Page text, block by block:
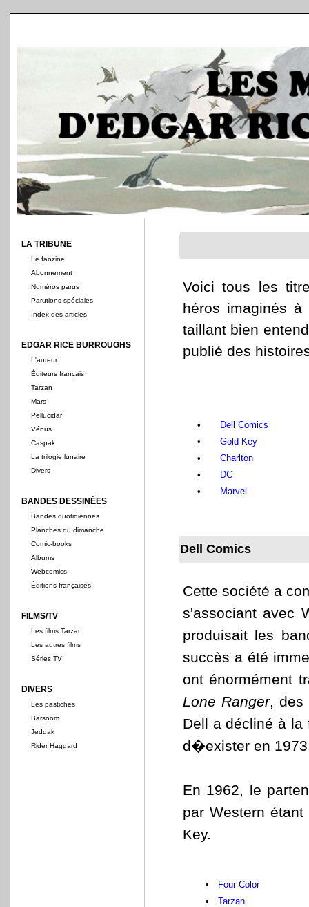
LA TRIBUNE
Le fanzine
Abonnement
Numéros parus
Parutions spéciales
Index des articles
EDGAR RICE BURROUGHS
L'auteur
Éditeurs français
Tarzan
Mars
Pellucidar
Vénus
Caspak
La trilogie lunaire
Divers
BANDES DESSINÉES
Bandes quotidiennes
Planches du dimanche
Comic-books
Albums
Webcomics
Éditions françaises
FILMS/TV
Les films Tarzan
Les autres films
Séries TV
DIVERS
Les pastiches
Barsoom
Jeddak
Rider Haggard
Voici tous les
héros imaginés à
taillant bien
publié des
•
Dell Comics
•
Gold Key
•
Charlton
•
DC
•
Marvel
Dell Comics
Cette société a
s'associant avec
produisait les
succès a été
ont énormément
Lone Ranger, des
Dell a décliné à la
d�exister en
En 1962, le
par Western
Key.
•
Four Color
•
Tarzan